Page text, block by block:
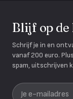
Blijf op de
Schrijf je in en
vanaf 200 euro.
spam, uitschrijven
Je e-mailadres